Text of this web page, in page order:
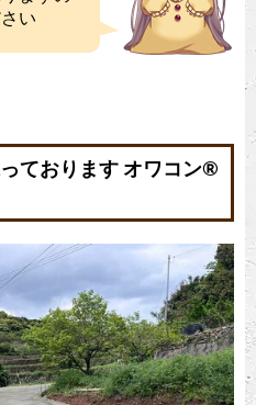
い
ております オワコン®︎